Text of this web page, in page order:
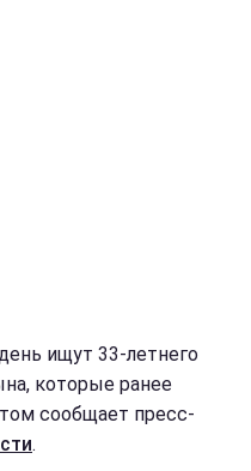
ищут 33-летнего
которые ранее
сообщает пресс-
.